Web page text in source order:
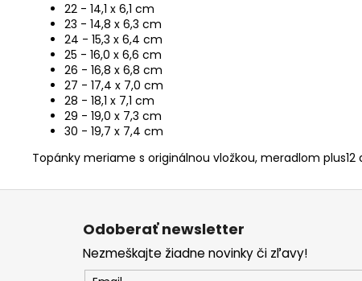
22 - 14,1 x 6,1 cm
23 - 14,8 x 6,3 cm
24 - 15,3 x 6,4 cm
25 - 16,0 x 6,6 cm
26 - 16,8 x 6,8 cm
27 - 17,4 x 7,0 cm
28 - 18,1 x 7,1 cm
29 - 19,0 x 7,3 cm
30 - 19,7 x 7,4 cm
Topánky meriame s originálnou vložkou, meradlom
Z
Odoberať newsletter
Nezmeškajte žiadne novinky či zľavy!